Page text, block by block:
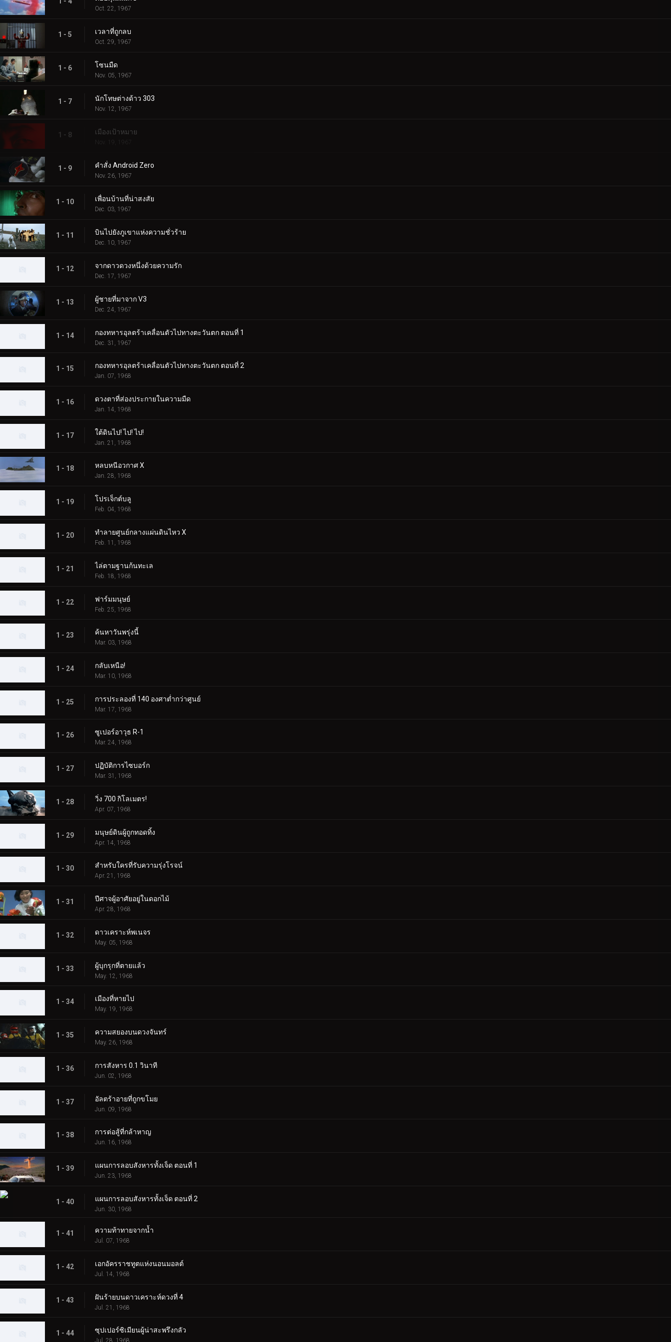
Oct. 22, 1967
1 - 5 เวลาที่ถูกลบ
Oct. 29, 1967
1 - 6 โซนมืด
Nov. 05, 1967
1 - 7 นักโทษต่างด้าว 303
Nov. 12, 1967
1 - 8 เมืองเป้าหมาย
Nov. 19, 1967
1 - 9 คำสั่ง Android Zero
Nov. 26, 1967
1 - 10 เพื่อนบ้านที่น่าสงสัย
Dec. 03, 1967
1 - 11 บินไปยังภูเขาแห่งความชั่วร้าย
Dec. 10, 1967
1 - 12 จากดาวดวงหนึ่งด้วยความรัก
Dec. 17, 1967
1 - 13 ผู้ชายที่มาจาก V3
Dec. 24, 1967
1 - 14 กองทหารอุลตร้าเคลื่อนตัวไปทางตะวันตก ตอนที่ 1
Dec. 31, 1967
1 - 15 กองทหารอุลตร้าเคลื่อนตัวไปทางตะวันตก ตอนที่ 2
Jan. 07, 1968
1 - 16 ดวงตาที่ส่องประกายในความมืด
Jan. 14, 1968
1 - 17 ใต้ดินไป! ไป! ไป!
Jan. 21, 1968
1 - 18 หลบหนีอวกาศ X
Jan. 28, 1968
1 - 19 โปรเจ็กต์บลู
Feb. 04, 1968
1 - 20 ทำลายศูนย์กลางแผ่นดินไหว X
Feb. 11, 1968
1 - 21 ไล่ตามฐานก้นทะเล
Feb. 18, 1968
1 - 22 ฟาร์มมนุษย์
Feb. 25, 1968
1 - 23 ค้นหาวันพรุ่งนี้
Mar. 03, 1968
1 - 24 กลับเหนือ!
Mar. 10, 1968
1 - 25 การประลองที่ 140 องศาต่ำกว่าศูนย์
Mar. 17, 1968
1 - 26 ซูเปอร์อาวุธ R-1
Mar. 24, 1968
1 - 27 ปฏิบัติการไซบอร์ก
Mar. 31, 1968
1 - 28 วิ่ง 700 กิโลเมตร!
Apr. 07, 1968
1 - 29 มนุษย์ดินผู้ถูกทอดทิ้ง
Apr. 14, 1968
1 - 30 สำหรับใครที่รับความรุ่งโรจน์
Apr. 21, 1968
1 - 31 ปีศาจผู้อาศัยอยู่ในดอกไม้
Apr. 28, 1968
1 - 32 ดาวเคราะห์พเนจร
May. 05, 1968
1 - 33 ผู้บุกรุกที่ตายแล้ว
May. 12, 1968
1 - 34 เมืองที่หายไป
May. 19, 1968
1 - 35 ความสยองบนดวงจันทร์
May. 26, 1968
1 - 36 การสังหาร 0.1 วินาที
Jun. 02, 1968
1 - 37 อัลตร้าอายที่ถูกขโมย
Jun. 09, 1968
1 - 38 การต่อสู้ที่กล้าหาญ
Jun. 16, 1968
1 - 39 แผนการลอบสังหารทั้งเจ็ด ตอนที่ 1
Jun. 23, 1968
1 - 40 แผนการลอบสังหารทั้งเจ็ด ตอนที่ 2
Jun. 30, 1968
1 - 41 ความท้าทายจากน้ำ
Jul. 07, 1968
1 - 42 เอกอัครราชทูตแห่งนอนมอลต์
Jul. 14, 1968
1 - 43 ฝันร้ายบนดาวเคราะห์ดวงที่ 4
Jul. 21, 1968
1 - 44 ซุปเปอร์ซิเมียนผู้น่าสะพรึงกลัว
Jul. 28, 1968